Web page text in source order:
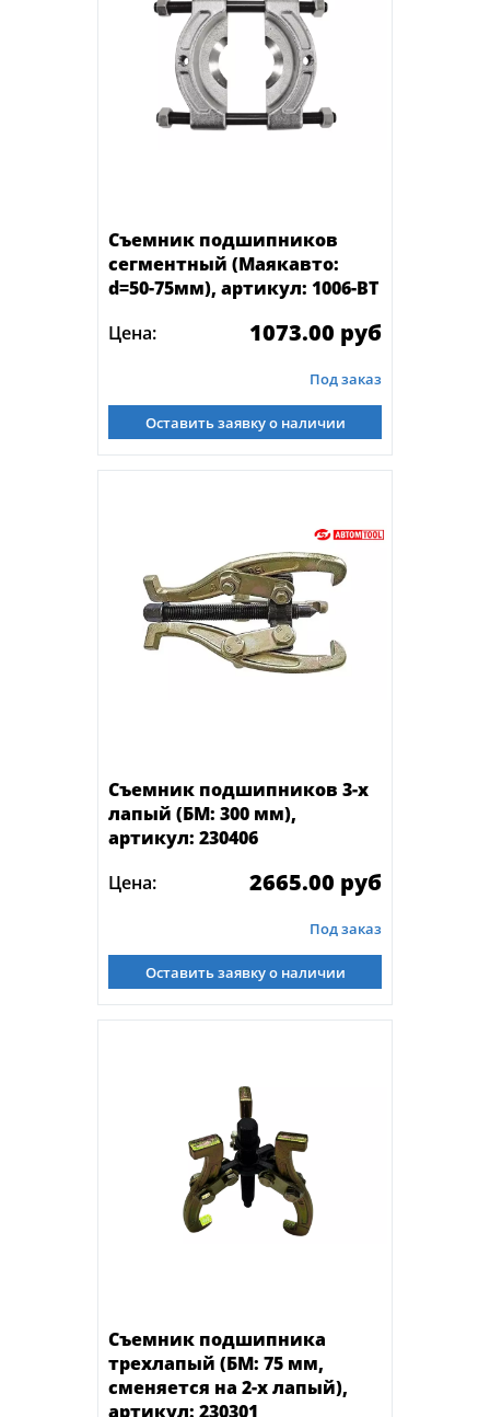
Съемник подшипников
сегментный (Маякавто:
d=50-75мм), артикул: 1006-ВТ
Цена:
1073.00 руб
Под заказ
Оставить заявку о наличии
Съемник подшипников 3-х
лапый (БМ: 300 мм),
артикул: 230406
Цена:
2665.00 руб
Под заказ
Оставить заявку о наличии
Съемник подшипника
трехлапый (БМ: 75 мм,
сменяется на 2-х лапый),
артикул: 230301